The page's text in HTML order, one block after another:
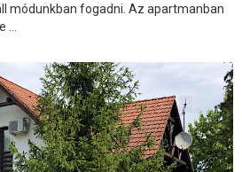
módunkban fogadni. Az apartmanban